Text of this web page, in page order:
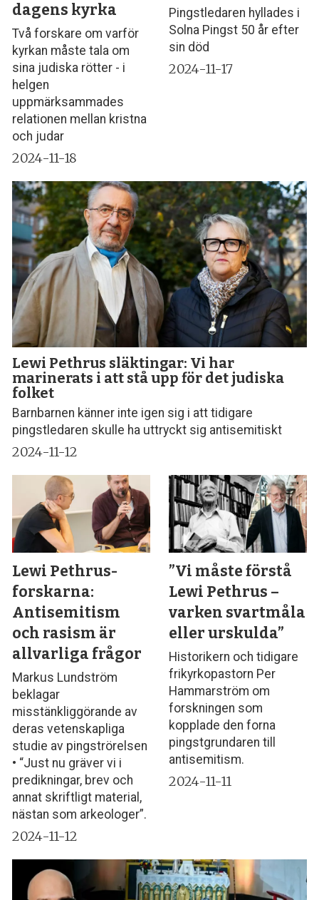
dagens kyrka
Två forskare om varför
kyrkan måste tala om
sina judiska rötter - i
helgen
uppmärksammades
relationen mellan kristna
och judar
2024-11-18
Pingstledaren hyllades i
Solna Pingst 50 år efter
sin död
2024-11-17
Lewi Pethrus släktingar: Vi har
marinerats i att stå upp för det judiska
folket
Barnbarnen känner inte igen sig i att tidigare
pingstledaren skulle ha uttryckt sig antisemitiskt
2024-11-12
Lewi Pethrus-
forskarna:
Antisemitism
och rasism är
allvarliga frågor
Markus Lundström
beklagar
misstänkliggörande av
deras vetenskapliga
studie av pingströrelsen
• “Just nu gräver vi i
predikningar, brev och
annat skriftligt material,
nästan som arkeologer”.
2024-11-12
”Vi måste förstå
Lewi Pethrus –
varken svartmåla
eller urskulda”
Historikern och tidigare
frikyrkopastorn Per
Hammarström om
forskningen som
kopplade den forna
pingstgrundaren till
antisemitism.
2024-11-11